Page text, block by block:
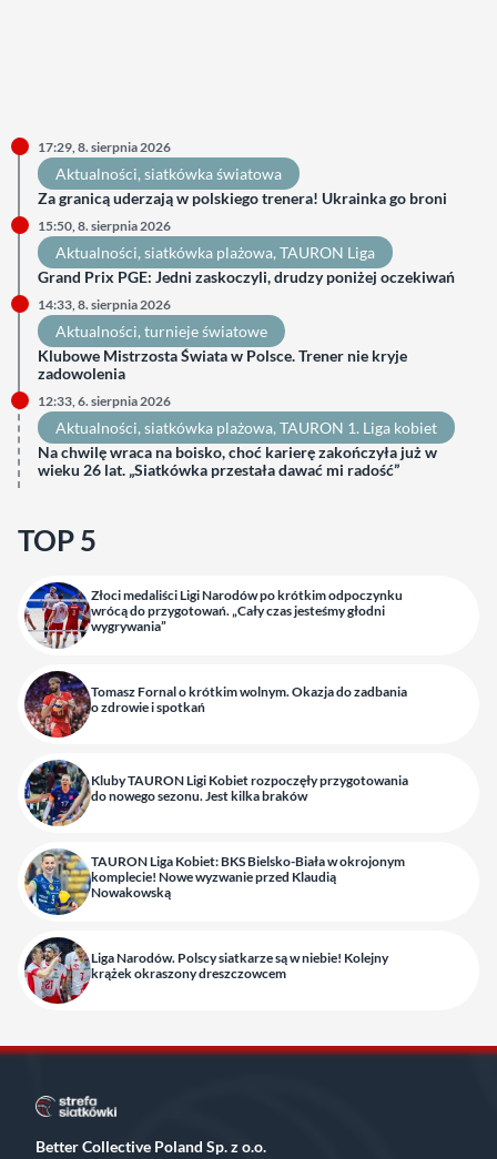
17:29, 8. sierpnia 2026
Aktualności, siatkówka światowa
Za granicą uderzają w polskiego trenera! Ukrainka go broni
15:50, 8. sierpnia 2026
Aktualności, siatkówka plażowa, TAURON Liga
Grand Prix PGE: Jedni zaskoczyli, drudzy poniżej oczekiwań
14:33, 8. sierpnia 2026
Aktualności, turnieje światowe
Klubowe Mistrzosta Świata w Polsce. Trener nie kryje
zadowolenia
12:33, 6. sierpnia 2026
Aktualności, siatkówka plażowa, TAURON 1. Liga kobiet
Na chwilę wraca na boisko, choć karierę zakończyła już w
wieku 26 lat. „Siatkówka przestała dawać mi radość”
TOP 5
Złoci medaliści Ligi Narodów po krótkim odpoczynku
wrócą do przygotowań. „Cały czas jesteśmy głodni
wygrywania”
Tomasz Fornal o krótkim wolnym. Okazja do zadbania
o zdrowie i spotkań
Kluby TAURON Ligi Kobiet rozpoczęły przygotowania
do nowego sezonu. Jest kilka braków
TAURON Liga Kobiet: BKS Bielsko-Biała w okrojonym
komplecie! Nowe wyzwanie przed Klaudią
Nowakowską
Liga Narodów. Polscy siatkarze są w niebie! Kolejny
krążek okraszony dreszczowcem
Better Collective Poland Sp. z o.o.